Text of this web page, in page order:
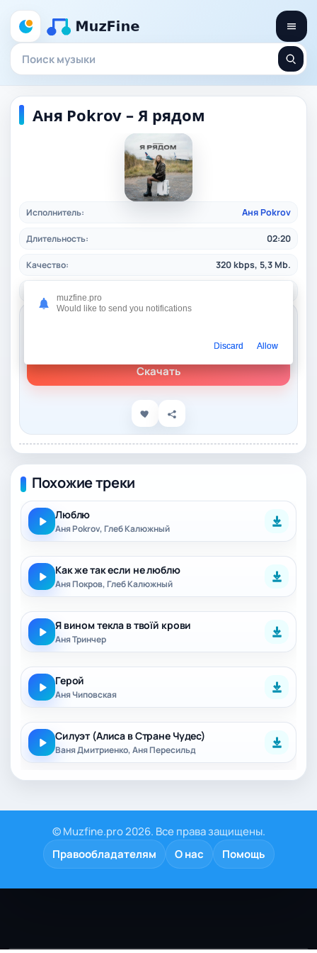
Аня Pokrov – Я рядом
Исполнитель: Аня Pokrov
Длительность: 02:20
Качество: 320 kbps, 5,3 Mb.
Скачать
Похожие треки
Люблю
Аня Pokrov, Глеб Калюжный
Как же так если не люблю
Аня Покров, Глеб Калюжный
Я вином текла в твоїй крови
Аня Тринчер
Герой
Аня Чиповская
Силуэт (Алиса в Стране Чудес)
Ваня Дмитриенко, Аня Пересильд
© Muzfine.pro 2026. Все права защищены.
Правообладателям
О нас Помощь
muzfine.pro
Would like to send you notifications
Discard Allow